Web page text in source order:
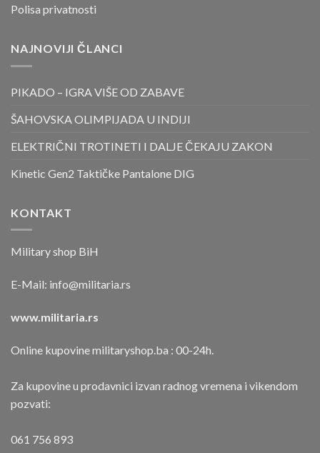
Polisa privatnosti
NAJNOVIJI ČLANCI
PIKADO – IGRA VIŠE OD ZABAVE
ŠAHOVSKA OLIMPIJADA U INDIJI
ELEKTRIČNI TROTINETI I DALJE ČEKAJU ZAKON
Kinetic Gen2 Taktičke Pantalone DIG
KONTAKT
Military shop BiH
E-Mail: info@militaria.rs
www.militaria.rs
Online kupovine militaryshop.ba : 00-24h.
Za kupovine u prodavnici izvan radnog vremena i vikendom
pozvati:
061 756 893